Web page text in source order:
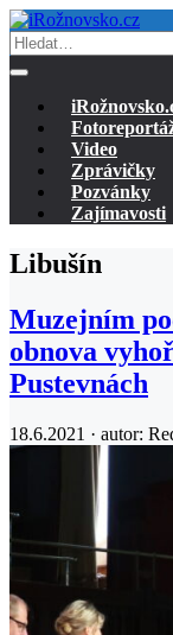
Video
Zprávičky
Pozvánky
Zajímavosti
Libušín
Muzejním
obnova
Pustevnách
18.6.2021 · autor: